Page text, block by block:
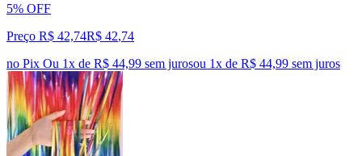
5% OFF
Preço R$ 42,74R$ 42,74
no Pix Ou 1x de R$ 44,99 sem jurosou 1x de R$ 44,99 sem juros